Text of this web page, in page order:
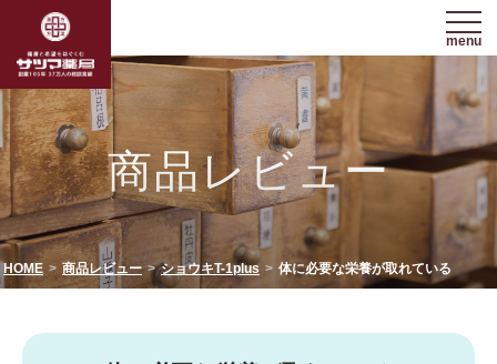
menu
商品レビュー
HOME 商品レビュー ショウキT-1plus 体に必要な栄養が取れている